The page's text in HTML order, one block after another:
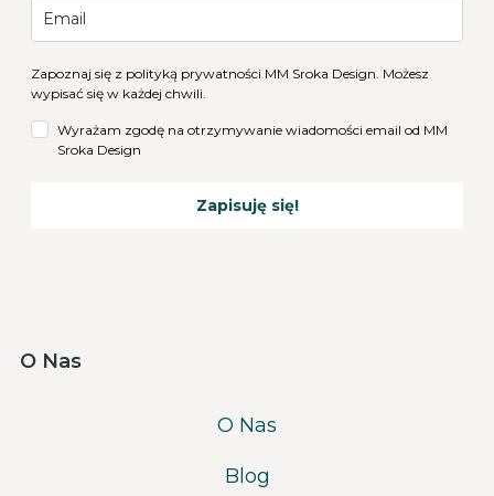
Zapoznaj się z polityką prywatności MM Sroka Design. Możesz
wypisać się w każdej chwili.
Wyrażam zgodę na otrzymywanie wiadomości email od MM
Sroka Design
Zapisuję się!
O Nas
O Nas
Blog